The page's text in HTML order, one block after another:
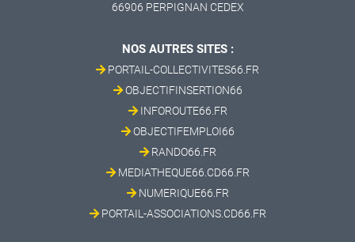
66906 PERPIGNAN CEDEX
NOS AUTRES SITES :
PORTAIL-COLLECTIVITES66.FR
OBJECTIFINSERTION66
INFOROUTE66.FR
OBJECTIFEMPLOI66
RANDO66.FR
MEDIATHEQUE66.CD66.FR
NUMERIQUE66.FR
PORTAIL-ASSOCIATIONS.CD66.FR